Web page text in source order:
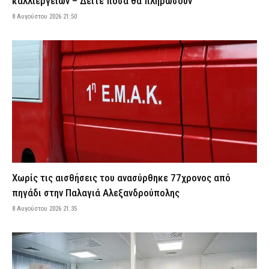
ελικόπτερο
Φωτιά στην Αττικοβοιωτία: Πώς οργανώθηκε η επιχείρηση
διάσωσης και εκκένωσης πολιτών
8 Αυγούστου 2026 19:11
Νεκρή αρκούδα εντοπίστηκε σε αγροτική περιοχή της
Καστοριάς – Εξετάζεται το ενδεχόμενο πυροβολισμού
8 Αυγούστου 2026 18:58
ΕΦΕΤ: Ανακαλείται παρτίδα γνωστής μαρμελάδας – Τι πρέπει να
προσέξουν οι καταναλωτές
8 Αυγούστου 2026 18:40
Λευκάδα και Κέρκυρα: Τέσσερις άνδρες συνελήφθησαν για
κατοχή ναρκωτικών
ΑΣΤΥΝΟΜΙΑ 8 Αυγούστου 2026 18:27
Greek Mafia: Ποιοι είναι οι δύο νέοι συλληφθέντες της «ομάδας
Έντικ» – Το «πίτμπουλ», το «μπουλντόγκ» και οι εκβιασμοί
ΑΣΤΥΝΟΜΙΑ 8 Αυγούστου 2026 18:07
8 Αυγούστου 2026 21:50
Χωρίς τις αισθήσεις του ανασύρθηκε 77χρονος από
πηγάδι στην Παλαγιά Αλεξανδρούπολης
8 Αυγούστου 2026 21:35